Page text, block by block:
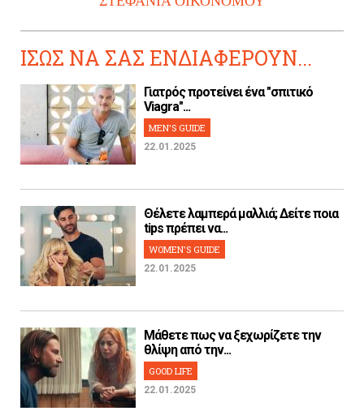
ΙΣΩΣ ΝΑ ΣΑΣ ΕΝΔΙΑΦΕΡΟΥΝ...
Γιατρός προτείνει ένα "σπιτικό
Viagra"...
MEN'S GUIDE
22.01.2025
Θέλετε λαμπερά μαλλιά; Δείτε ποια
tips πρέπει να...
WOMEN'S GUIDE
22.01.2025
Μάθετε πως να ξεχωρίζετε την
θλίψη από την...
GOOD LIFE
22.01.2025